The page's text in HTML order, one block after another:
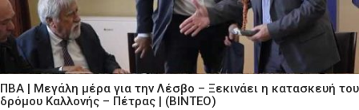
ΠΒΑ | Μεγάλη μέρα για την Λέσβο – Ξεκινάει η κατασκευή του
δρόμου Καλλονής – Πέτρας | (ΒΙΝΤΕΟ)